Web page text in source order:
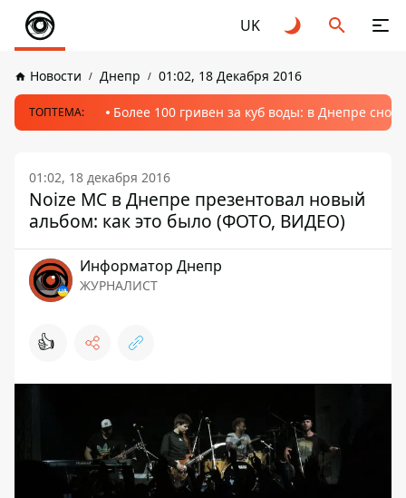
UK
Новости Днепр 01:02, 18 Декабря 2016
ТОПТЕМА: Более 100 гривен за куб воды: в Днепре
01:02, 18 декабря 2016
Noize MC в Днепре презентовал новый
альбом: как это было (ФОТО, ВИДЕО)
Информатор Днепр
ЖУРНАЛИСТ
👍